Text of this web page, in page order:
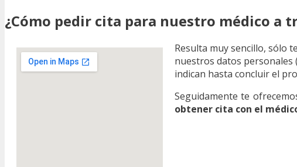
¿Cómo pedir cita para nuestro médico a
Resulta muy sencillo, sólo
nuestros datos personales
indican hasta concluir el
Seguidamente te
obtener cita con el